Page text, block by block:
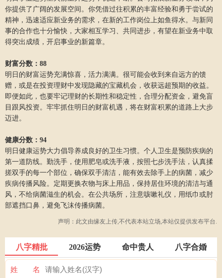
你提供了广阔的发展空间。你凭借过往积累的丰富经验和勇于尝试的
精神，迅速适应新业务的需求，在新的工作岗位上如鱼得水。与新同
事的合作也十分愉快，大家相互学习、共同进步，有望在新业务中取
得突出成绩，开启事业的新篇章。
财富分数：88
明日的财富运势充满惊喜，活力满满。很可能会收到来自远方的馈
赠，或是在投资理财中发现隐藏的宝藏机会，收获远超预期的收益。
即便如此，也要牢记理财的长期性和稳定性，合理分配资金，避免盲
目跟风投资。牢牢抓住明日的财富机遇，将在财富积累的道路上大步
迈进。
健康分数：94
明日健康运势大力倡导养成良好的卫生习惯。个人卫生是预防疾病的
第一道防线。勤洗手，使用肥皂或洗手液，按照七步洗手法，认真揉
搓双手的每一个部位，确保双手清洁，能有效去除手上的病菌，减少
疾病传播风险。定期更换衣物与床上用品，保持居住环境的清洁与通
风，不给病菌滋生的机会。在公共场所，注意咳嗽礼仪，用纸巾或肘
部遮挡口鼻，避免飞沫传播病菌。
声明：此文由缘友上传,不代表本站立场,本站仅提供发布平台.
八字精批 2026运势 命中贵人 八字合婚
姓 名